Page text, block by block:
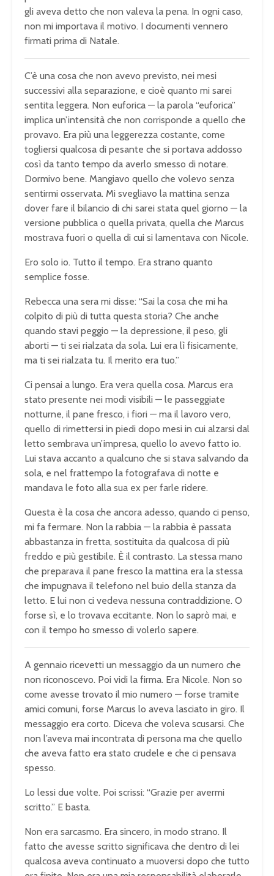
gli aveva detto che non valeva la pena. In ogni caso,
non mi importava il motivo. I documenti vennero
firmati prima di Natale.
C’è una cosa che non avevo previsto, nei mesi
successivi alla separazione, e cioè quanto mi sarei
sentita leggera. Non euforica — la parola “euforica”
implica un’intensità che non corrisponde a quello che
provavo. Era più una leggerezza costante, come
togliersi qualcosa di pesante che si portava addosso
così da tanto tempo da averlo smesso di notare.
Dormivo bene. Mangiavo quello che volevo senza
sentirmi osservata. Mi svegliavo la mattina senza
dover fare il bilancio di chi sarei stata quel giorno — la
versione pubblica o quella privata, quella che Marcus
mostrava fuori o quella di cui si lamentava con Nicole.
Ero solo io. Tutto il tempo. Era strano quanto
semplice fosse.
Rebecca una sera mi disse: “Sai la cosa che mi ha
colpito di più di tutta questa storia? Che anche
quando stavi peggio — la depressione, il peso, gli
aborti — ti sei rialzata da sola. Lui era lì fisicamente,
ma ti sei rialzata tu. Il merito era tuo.”
Ci pensai a lungo. Era vera quella cosa. Marcus era
stato presente nei modi visibili — le passeggiate
notturne, il pane fresco, i fiori — ma il lavoro vero,
quello di rimettersi in piedi dopo mesi in cui alzarsi dal
letto sembrava un’impresa, quello lo avevo fatto io.
Lui stava accanto a qualcuno che si stava salvando da
sola, e nel frattempo la fotografava di notte e
mandava le foto alla sua ex per farle ridere.
Questa è la cosa che ancora adesso, quando ci penso,
mi fa fermare. Non la rabbia — la rabbia è passata
abbastanza in fretta, sostituita da qualcosa di più
freddo e più gestibile. È il contrasto. La stessa mano
che preparava il pane fresco la mattina era la stessa
che impugnava il telefono nel buio della stanza da
letto. E lui non ci vedeva nessuna contraddizione. O
forse sì, e lo trovava eccitante. Non lo saprò mai, e
con il tempo ho smesso di volerlo sapere.
A gennaio ricevetti un messaggio da un numero che
non riconoscevo. Poi vidi la firma. Era Nicole. Non so
come avesse trovato il mio numero — forse tramite
amici comuni, forse Marcus lo aveva lasciato in giro. Il
messaggio era corto. Diceva che voleva scusarsi. Che
non l’aveva mai incontrata di persona ma che quello
che aveva fatto era stato crudele e che ci pensava
spesso.
Lo lessi due volte. Poi scrissi: “Grazie per avermi
scritto.” E basta.
Non era sarcasmo. Era sincero, in modo strano. Il
fatto che avesse scritto significava che dentro di lei
qualcosa aveva continuato a muoversi dopo che tutto